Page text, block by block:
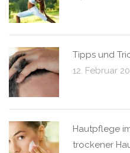
Tipps und
12. Februar
Hautpflege
trockener